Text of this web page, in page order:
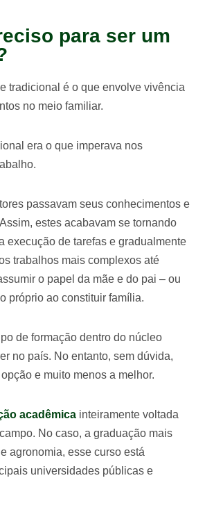
para ser um
tradicional é o que envolve vivência
no meio familiar.
era o que imperava nos
passavam seus conhecimentos e
estes acabavam se tornando
execução de tarefas e gradualmente
trabalhos mais complexos até
o papel da mãe e do pai – ou
próprio ao constituir família.
de formação dentro do núcleo
no país. No entanto, sem dúvida,
e muito menos a melhor.
acadêmica inteiramente voltada
No caso, a graduação mais
agronomia, esse curso está
universidades públicas e